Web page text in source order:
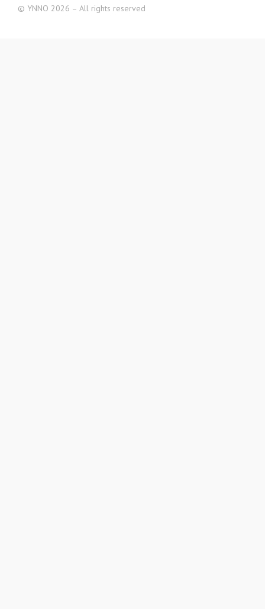
© YNNO 2026 – All rights reserved